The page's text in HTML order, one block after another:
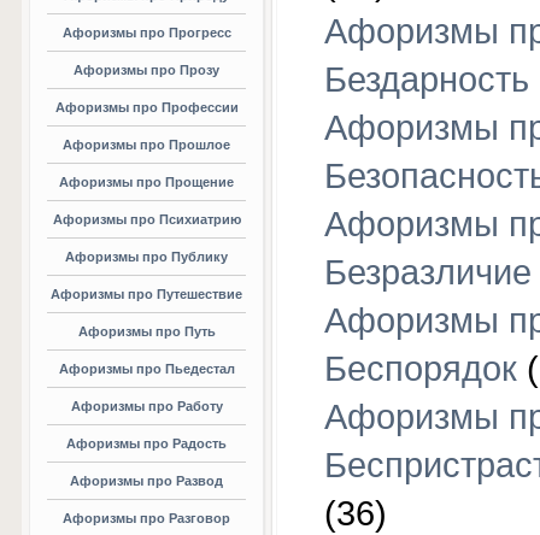
Афоризмы про Прогресс
Афоризмы про Прозу
Афоризмы про Профессии
Афоризмы про Прошлое
Афоризмы про Прощение
Афоризмы про Психиатрию
Афоризмы про Публику
Афоризмы про Путешествие
Афоризмы про Путь
Афоризмы про Пьедестал
Афоризмы про Работу
Афоризмы про Радость
Афоризмы про Развод
Афоризмы про Разговор
Афоризмы
Бездарность
Афоризмы
Афоризмы
Безразличие
Афоризмы
Беспорядок
Афоризмы
(36)